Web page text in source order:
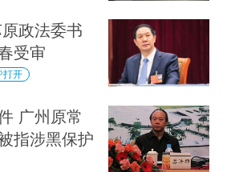
政法委书
受审
打开
广州原常
指涉黑保护